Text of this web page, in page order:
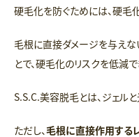
硬毛化を防ぐためには、硬毛
毛根に直接ダメージを与え
とで、硬毛化のリスクを低減
S.S.C.美容脱毛とは、ジェルと
ただし、毛根に直接作用する